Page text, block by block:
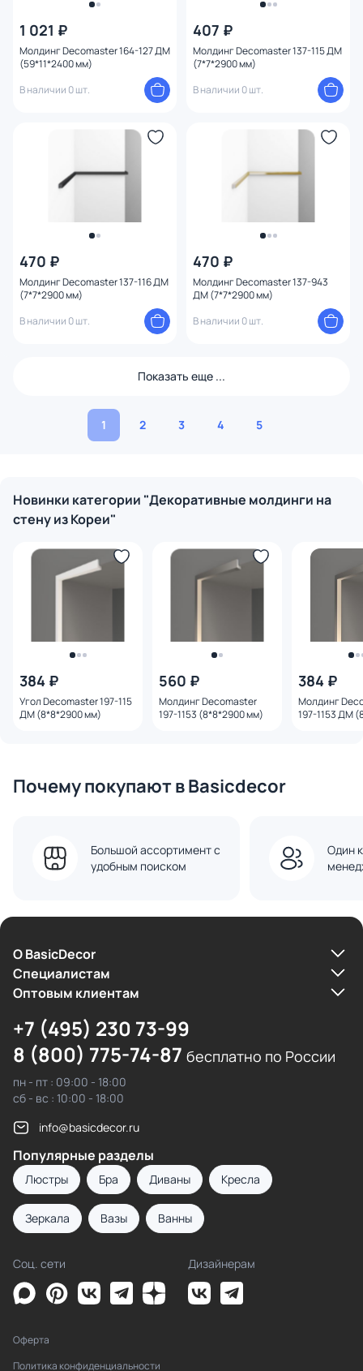
1 021 ₽
Молдинг Decomaster 164-127 ДМ
(59*11*2400 мм)
В наличии 0 шт.
407 ₽
Молдинг Decomaster 137-115 ДМ
(7*7*2900 мм)
В наличии 0 шт.
470 ₽
Молдинг Decomaster 137-116 ДМ
(7*7*2900 мм)
В наличии 0 шт.
470 ₽
Молдинг Decomaster 137-943
ДМ (7*7*2900 мм)
В наличии 0 шт.
Показать еще ...
1 2 3 4 5
Новинки категории "Декоративные молдинги на
стену из Кореи"
384 ₽
Угол Decomaster 197-115
ДМ (8*8*2900 мм)
560 ₽
Молдинг Decomaster
197-1153 (8*8*2900 мм)
384 ₽
Молдинг
197-1153 ДМ
Почему покупают в Basicdecor
Большой ассортимент с
удобным поиском
Один
О BasicDecor
Cпециалистам
Оптовым клиентам
+7 (495) 230 73-99
8 (800) 775-74-87 бесплатно по России
пн - пт : 09:00 - 18:00
сб - вс : 10:00 - 18:00
info@basicdecor.ru
Популярные разделы
Люстры Бра Диваны Кресла
Зеркала Вазы Ванны
Соц. сети Дизайнерам
Оферта
Политика конфиденциальности